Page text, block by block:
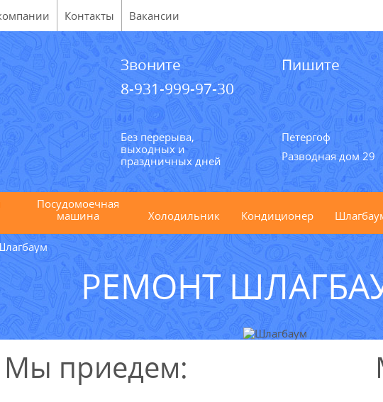
Контакты Вакансии
Звоните
8-931-999-97-30
Пишите
Без перерыва,
выходных и
праздничных дней
Петергоф
Разводная дом 29
Посудомоечная
машина
Холодильник Кондиционер
РЕМОНТ
Мы приедем: